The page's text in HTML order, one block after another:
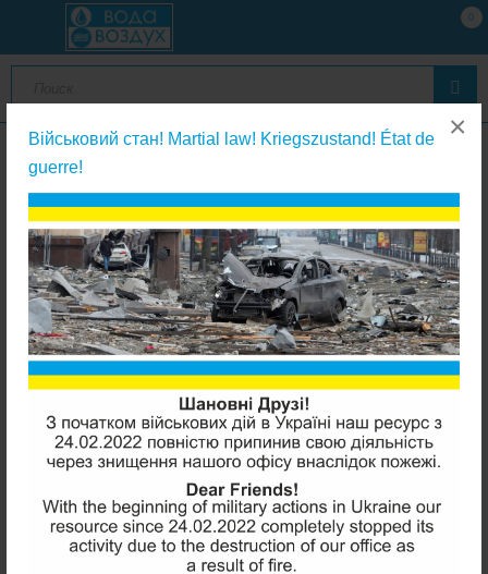
Військовий стан! Martial law! Kriegszustand! État de
guerre!
×
0
Aquafilter фитинги к фильтрам для питьевой воды
Aquafilter FT06-P врезка в водопровод 1/2"